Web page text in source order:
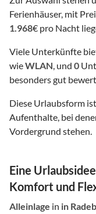
Ferienhäuser, mit
1.968€ pro Nacht
Viele Unterkünfte
wieWLAN, und 0
besonders gut
Diese Urlaubsform
Aufenthalte, bei
Vordergrund stehen.
Eine
Komfort und
Alleinlage in in